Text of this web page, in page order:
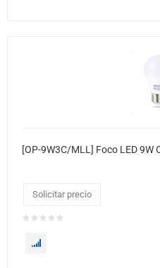
[OP-9W3C/MLL] Foco LED 9W
Solicitar precio